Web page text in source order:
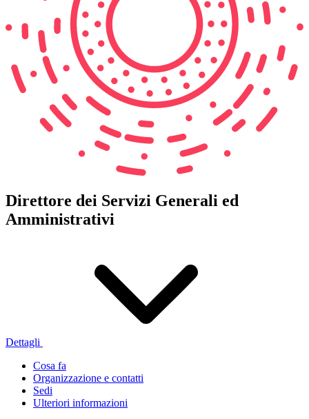
Direttore dei Servizi Generali ed
Amministrativi
Dettagli
Cosa fa
Organizzazione e contatti
Sedi
Ulteriori informazioni